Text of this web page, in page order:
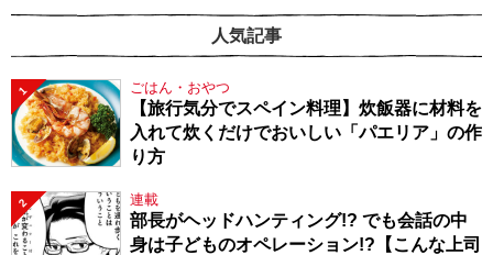
人気記事
1 ごはん・おやつ
【旅行気分でスペイン料理】炊飯器に材料を
入れて炊くだけでおいしい「パエリア」の作
り方
2 連載
部長がヘッドハンティング!? でも会話の中
身は子どものオペレーション!?【こんな上司